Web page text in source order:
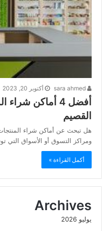
أكتوبر 20, 2023
أفضل 4 أماكن
القصيم
هل تبحث عن أماكن شراء
ومراكز التسوق أو الأسواق التي
أكمل القراءة »
Archives
يوليو 2026